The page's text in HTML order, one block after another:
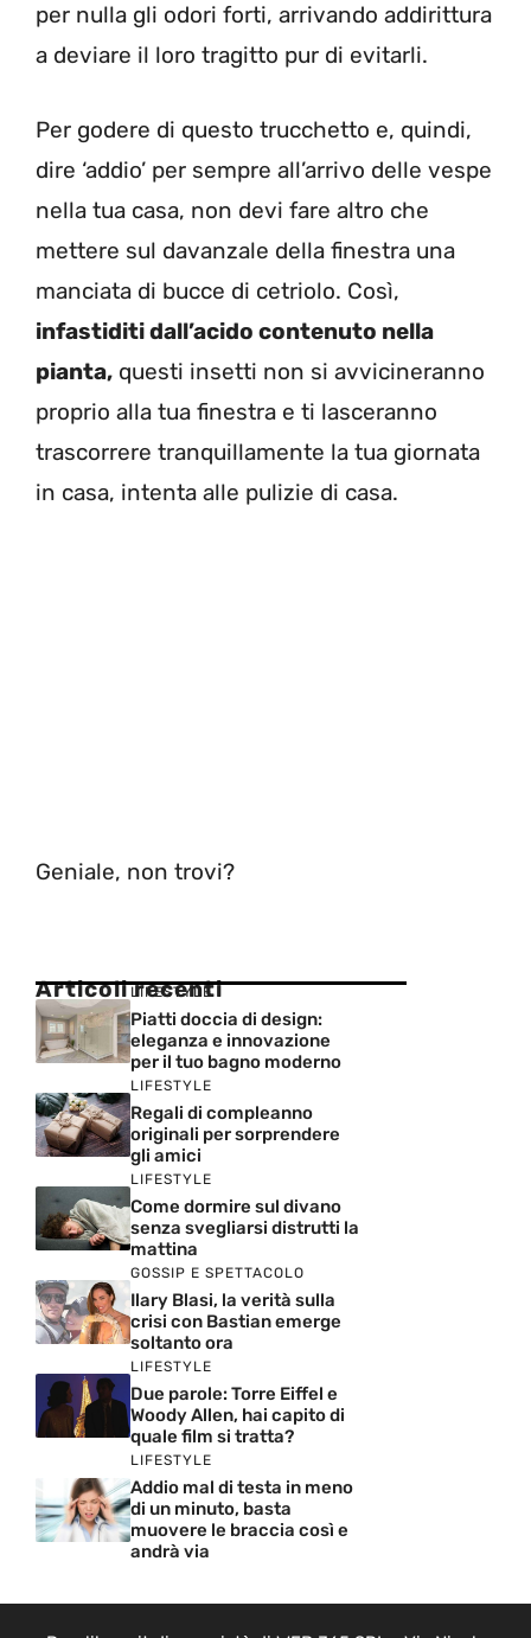
per nulla gli odori forti, arrivando addirittura
a deviare il loro tragitto pur di evitarli.
Per godere di questo trucchetto e, quindi,
dire ‘addio’ per sempre all’arrivo delle vespe
nella tua casa, non devi fare altro che
mettere sul davanzale della finestra una
manciata di bucce di cetriolo. Così,
infastiditi dall’acido contenuto nella
pianta, questi insetti non si avvicineranno
proprio alla tua finestra e ti lasceranno
trascorrere tranquillamente la tua giornata
in casa, intenta alle pulizie di casa.
Geniale, non trovi?
Articoli recenti
LIFESTYLE
Piatti doccia di design:
eleganza e innovazione
per il tuo bagno moderno
LIFESTYLE
Regali di compleanno
originali per sorprendere
gli amici
LIFESTYLE
Come dormire sul divano
senza svegliarsi distrutti la
mattina
GOSSIP E SPETTACOLO
Ilary Blasi, la verità sulla
crisi con Bastian emerge
soltanto ora
LIFESTYLE
Due parole: Torre Eiffel e
Woody Allen, hai capito di
quale film si tratta?
LIFESTYLE
Addio mal di testa in meno
di un minuto, basta
muovere le braccia così e
andrà via